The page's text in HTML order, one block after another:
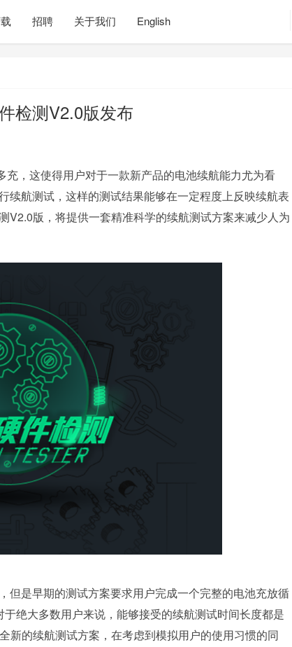
招聘 关于我们 English
检测V2.0版发布
，这使得用户对于一款新产品的电池续航能力尤为看
航测试，这样的测试结果能够在一定程度上反映续航表
版，将提供一套精准科学的续航测试方案来减少人为
是早期的测试方案要求用户完成一个完整的电池充放循
绝大多数用户来说，能够接受的续航测试时间长度都是
新的续航测试方案，在考虑到模拟用户的使用习惯的同